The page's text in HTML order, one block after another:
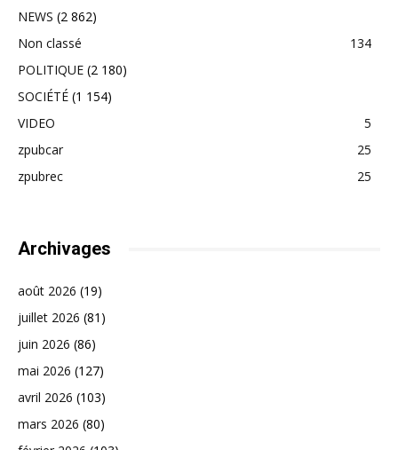
NEWS (2 862)
Non classé
134
POLITIQUE (2 180)
SOCIÉTÉ (1 154)
VIDEO
5
zpubcar
25
zpubrec
25
Archivages
août 2026 (19)
juillet 2026 (81)
juin 2026 (86)
mai 2026 (127)
avril 2026 (103)
mars 2026 (80)